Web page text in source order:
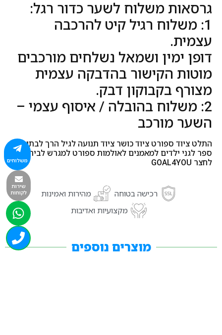
גרסאות משלוח לשער כדור רגל:
1: משלוח רגיל קיט להרכבה
עצמית.
דופן ימין ושמאל נשלחים מורכבים
מוטות הקישור בהדבקה עצמית
מצורף בקבוקון דבק.
2: משלוח בהובלה / איסוף עצמי –
השער מורכב
התלט ציוד ספורט ציוד כושר ציוד תנועה לגיל הרך לבתי
ספר לגני ילדים למאמנים לאולמות ספורט למגרש לבית
לחצר GOAL4YOU
רכישה בטוחה
מהירות ואמינות
מקצועיות ואדיבות
מוצרים נוספים
משלוחים
שירות
לקוחות